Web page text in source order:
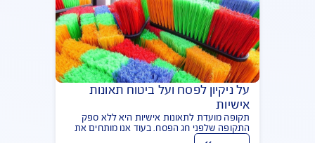
מדד השירות של משרד האוצר
לבדיקת חברות ביטוח
איך בוחרים חברת ביטוח? יש מספר פרמטרים
חשובים, אך משרד האוצר מציב אחד מעל כולם -
טיפול בתביעות ביטוח. הכירו את מדד השירות
לטיפול בתביעות האובייקטיבי ביותר
קרא עוד